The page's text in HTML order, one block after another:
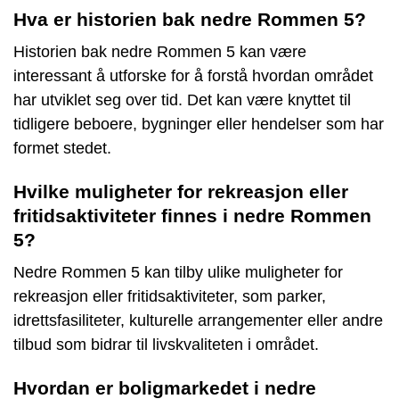
Hva er historien bak nedre Rommen 5?
Historien bak nedre Rommen 5 kan være
interessant å utforske for å forstå hvordan området
har utviklet seg over tid. Det kan være knyttet til
tidligere beboere, bygninger eller hendelser som har
formet stedet.
Hvilke muligheter for rekreasjon eller
fritidsaktiviteter finnes i nedre Rommen
5?
Nedre Rommen 5 kan tilby ulike muligheter for
rekreasjon eller fritidsaktiviteter, som parker,
idrettsfasiliteter, kulturelle arrangementer eller andre
tilbud som bidrar til livskvaliteten i området.
Hvordan er boligmarkedet i nedre